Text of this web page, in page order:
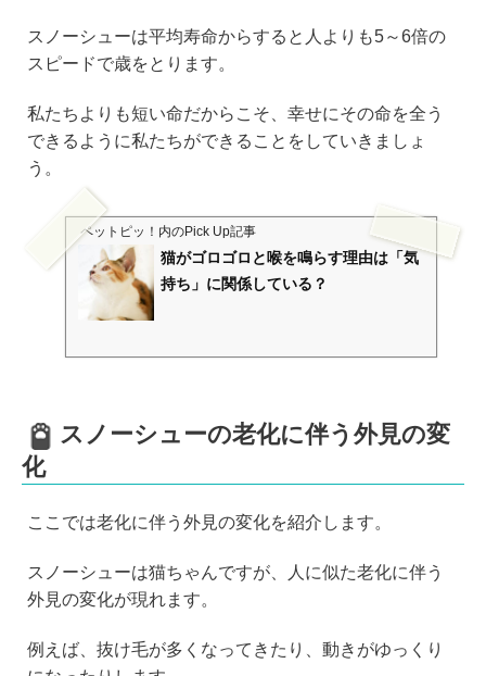
スノーシューは平均寿命からすると人よりも5～6倍の
スピードで歳をとります。
私たちよりも短い命だからこそ、幸せにその命を全う
できるように私たちができることをしていきましょ
う。
ペットピッ！ 内のPick Up記事
猫がゴロゴロと喉を鳴らす理由は「気
持ち」に関係している？
スノーシューの老化に伴う外見の変
化
ここでは老化に伴う外見の変化を紹介します。
スノーシューは猫ちゃんですが、人に似た老化に伴う
外見の変化が現れます。
例えば、抜け毛が多くなってきたり、動きがゆっくり